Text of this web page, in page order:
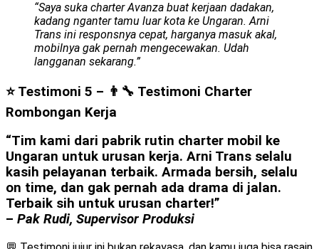
“Saya suka charter Avanza buat kerjaan dadakan,
kadang nganter tamu luar kota ke Ungaran. Arni
Trans ini responsnya cepat, harganya masuk akal,
mobilnya gak pernah mengecewakan. Udah
langganan sekarang.”
⭐ Testimoni 5 – 👨‍🔧 Testimoni Charter
Rombongan Kerja
“Tim kami dari pabrik rutin charter mobil ke
Ungaran untuk urusan kerja. Arni Trans selalu
kasih pelayanan terbaik. Armada bersih, selalu
on time, dan gak pernah ada drama di jalan.
Terbaik sih untuk urusan charter!”
– Pak Rudi, Supervisor Produksi